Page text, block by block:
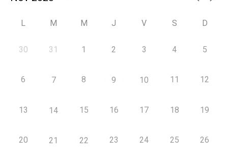
L M M J V S D
30 31 1 2 3 4 5
6 7 8 9 10 11 12
13 14 15 16 17 18 19
20 21 22 23 24 25 26